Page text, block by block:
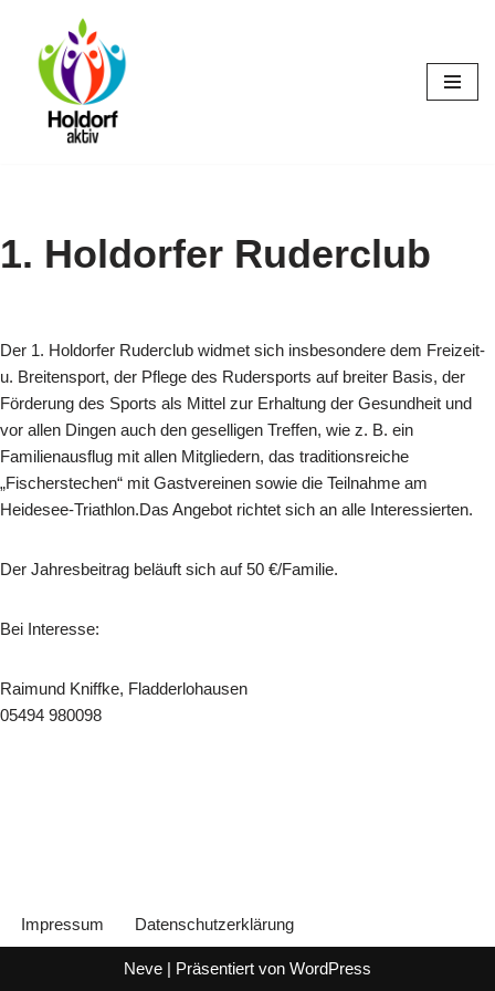
Zum
Inhalt
springen
1. Holdorfer Ruderclub
Der 1. Holdorfer Ruderclub widmet sich insbesondere dem Freizeit-
u. Breitensport, der Pflege des Rudersports auf breiter Basis, der
Förderung des Sports als Mittel zur Erhaltung der Gesundheit und
vor allen Dingen auch den geselligen Treffen, wie z. B. ein
Familienausflug mit allen Mitgliedern, das traditionsreiche
„Fischerstechen“ mit Gastvereinen sowie die Teilnahme am
Heidesee-Triathlon.Das Angebot richtet sich an alle Interessierten.
Der Jahresbeitrag beläuft sich auf 50 €/Familie.
Bei Interesse:
Raimund Kniffke, Fladderlohausen
05494 980098
Impressum Datenschutzerklärung
Neve | Präsentiert von WordPress